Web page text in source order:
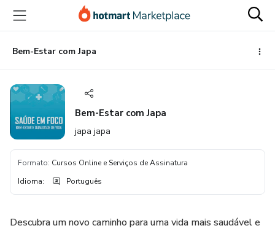
para
conteúdo
principal
para
pagamento
para
rodapé
Bem-Estar com Japa
Bem-Estar com Japa
japa japa
Formato: Cursos Online e Serviços de Assinatura
Idioma: Português
Descubra um novo caminho para uma vida mais saudável e